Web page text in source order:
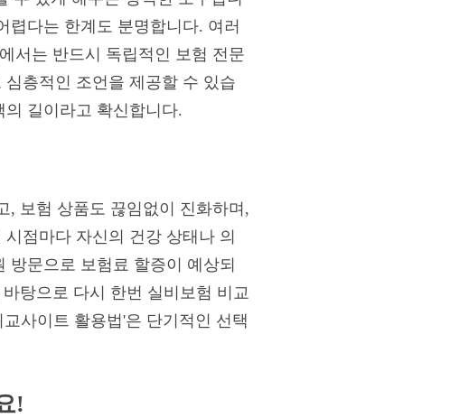
렵다는 한계도 분명합니다. 여러
서는 반드시 독립적인 보험 전문
층적인 조언을 제공할 수 있습
길이라고 확신합니다.
, 보험 상품도 끊임없이 진화하며,
점마다 자신의 건강 상태나 의
방문으로 보험료 할증이 예상되
탕으로 다시 한번 실비보험 비교
사이트 활용법'은 단기적인 선택
!